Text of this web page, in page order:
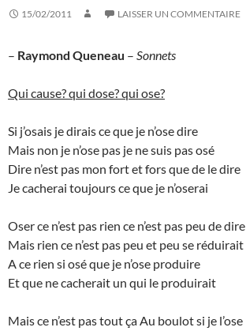
15/02/2011 LAISSER UN COMMENTAIRE
– Raymond Queneau – Sonnets
Qui cause? qui dose? qui ose?
Si j’osais je dirais ce que je n’ose dire
Mais non je n’ose pas je ne suis pas osé
Dire n’est pas mon fort et fors que de le dire
Je cacherai toujours ce que je n’oserai
Oser ce n’est pas rien ce n’est pas peu de dire
Mais rien ce n’est pas peu et peu se réduirait
A ce rien si osé que je n’ose produire
Et que ne cacherait un qui le produirait
Mais ce n’est pas tout ça Au boulot si je l’ose